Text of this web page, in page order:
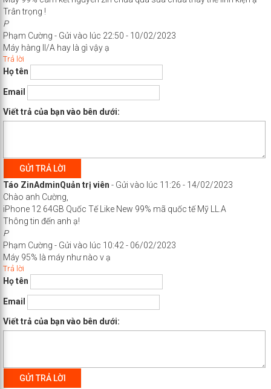
Trân trọng !
P
Phạm Cường - Gửi vào lúc 22:50 - 10/02/2023
Máy hàng ll/A hay là gì vậy ạ
Trả lời
Họ tên
Email
Viết trả của bạn vào bên dưới:
GỬI TRẢ LỜI
Táo ZinAdminQuản trị viên - Gửi vào lúc 11:26 - 14/02/2023
Chào anh Cường,
iPhone 12 64GB Quốc Tế Like New 99% mã quốc tế Mỹ LL.A
Thông tin đến anh ạ!
P
Phạm Cường - Gửi vào lúc 10:42 - 06/02/2023
Máy 95% là máy như nào v ạ
Trả lời
Họ tên
Email
Viết trả của bạn vào bên dưới:
GỬI TRẢ LỜI